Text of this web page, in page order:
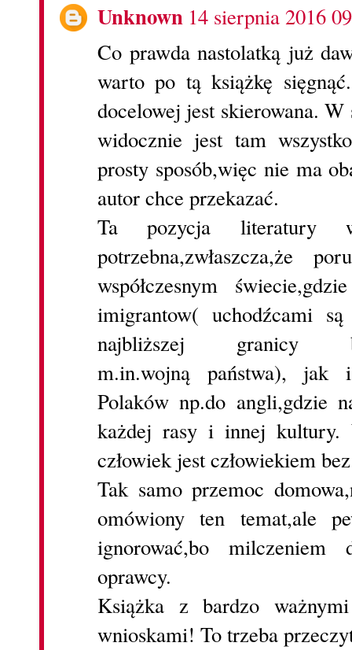
Unknown 14 sierpnia 2016
Co prawda nastolatką już
warto po tą książkę
docelowej jest skierowana.
widocznie jest tam
prosty sposób,więc nie ma
autor chce przekazać.
Ta pozycja literatury
potrzebna,zwłaszcza,że
współczesnym
imigrantow( uchodźcami
najbliższej granicy
m.in.wojną państwa), jak
Polaków np.do angli,gdzie
każdej rasy i innej kultury.
człowiek jest człowiekiem
Tak samo przemoc
omówiony ten temat,ale
ignorować,bo milczeniem
oprawcy.
Książka z bardzo
wnioskami! To trzeba